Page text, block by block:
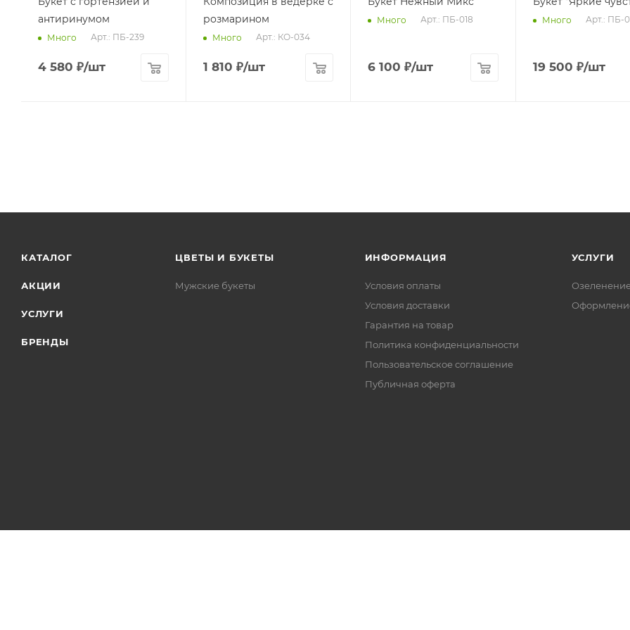
антиринумом
Много Арт.: ПБ-239
4 580 ₽/шт
розмарином
Много Арт.: КО-034
1 810 ₽/шт
Много Арт.: ПБ-018
6 100 ₽/шт
Много Арт.: ПБ-
19 500 ₽/шт
КАТАЛОГ
АКЦИИ
УСЛУГИ
БРЕНДЫ
ЦВЕТЫ И БУКЕТЫ
Мужские букеты
ИНФОРМАЦИЯ
Условия оплаты
Условия доставки
Гарантия на товар
Политика конфиденциальности
Пользовательское соглашение
Публичная оферта
УСЛУГИ